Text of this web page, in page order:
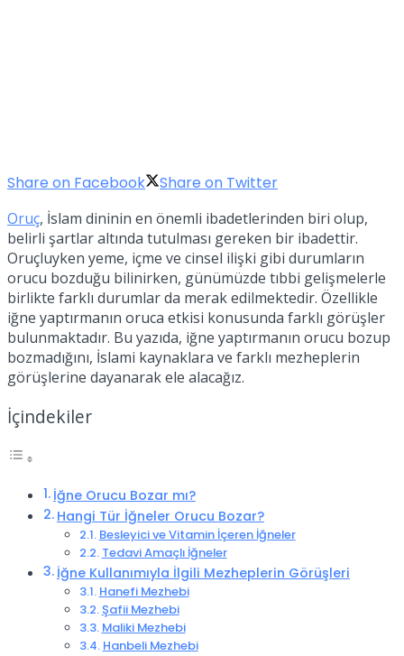
Share on Facebook Share on Twitter
Oruç, İslam dininin en önemli ibadetlerinden biri olup,
belirli şartlar altında tutulması gereken bir ibadettir.
Oruçluyken yeme, içme ve cinsel ilişki gibi durumların
orucu bozduğu bilinirken, günümüzde tıbbi gelişmelerle
birlikte farklı durumlar da merak edilmektedir. Özellikle
iğne yaptırmanın oruca etkisi konusunda farklı görüşler
bulunmaktadır. Bu yazıda, iğne yaptırmanın orucu bozup
bozmadığını, İslami kaynaklara ve farklı mezheplerin
görüşlerine dayanarak ele alacağız.
İçindekiler
İğne Orucu Bozar mı?
Hangi Tür İğneler Orucu Bozar?
Besleyici ve Vitamin İçeren İğneler
Tedavi Amaçlı İğneler
İğne Kullanımıyla İlgili Mezheplerin Görüşleri
Hanefi Mezhebi
Şafii Mezhebi
Maliki Mezhebi
Hanbeli Mezhebi